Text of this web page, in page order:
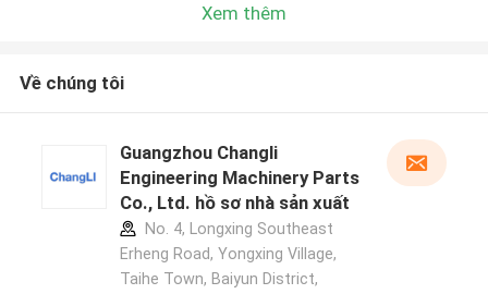
Xem thêm
Về chúng tôi
Guangzhou Changli
Engineering Machinery Parts
Co., Ltd. hồ sơ nhà sản xuất
No. 4, Longxing Southeast
Erheng Road, Yongxing Village,
Taihe Town, Baiyun District,